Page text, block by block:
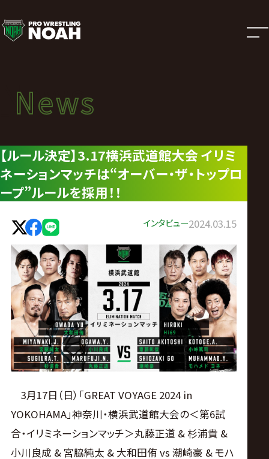
ニ
ュ
ー
ス
|
プ
ロ
レ
ス
リ
ン
グ・
ノ
ア
News
ニュース
News
【ルール決定】3.17横浜武道館大会 イリミ
ネーションマッチは“オーバー・ザ・トップロ
ープ”ルールを採用！！
インタビュー2024.03.15
3月17日（日）「GREAT VOYAGE 2024 in
YOKOHAMA」神奈川・横浜武道館大会の＜第6試
合・イリミネーションマッチ＞丸藤正道 & 杉浦貴 &
小川良成 & 宮脇純太 & 大和田侑 vs 潮崎豪 & モハ